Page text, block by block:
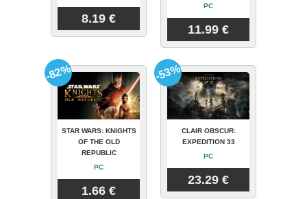
8.19 €
PC
11.99 €
STAR WARS: KNIGHTS
OF THE OLD
REPUBLIC
PC
1.66 €
-82%
CLAIR OBSCUR:
EXPEDITION 33
PC
23.29 €
-53%